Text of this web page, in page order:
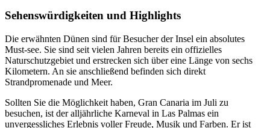
Sehenswürdigkeiten und Highlights
Die erwähnten Dünen sind für Besucher der Insel ein absolutes
Must-see. Sie sind seit vielen Jahren bereits ein offizielles
Naturschutzgebiet und erstrecken sich über eine Länge von sechs
Kilometern. An sie anschließend befinden sich direkt
Strandpromenade und Meer.
Sollten Sie die Möglichkeit haben, Gran Canaria im Juli zu
besuchen, ist der alljährliche Karneval in Las Palmas ein
unvergessliches Erlebnis voller Freude, Musik und Farben. Er ist